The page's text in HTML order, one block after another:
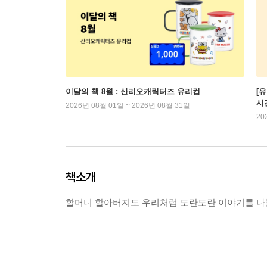
이달의 책 8월 : 산리오캐릭터즈 유리컵
2026년 08월 01일 ~ 2026년 08월 31일
[
시
책소개
할머니 할아버지도 우리처럼 도란도란 이야기를